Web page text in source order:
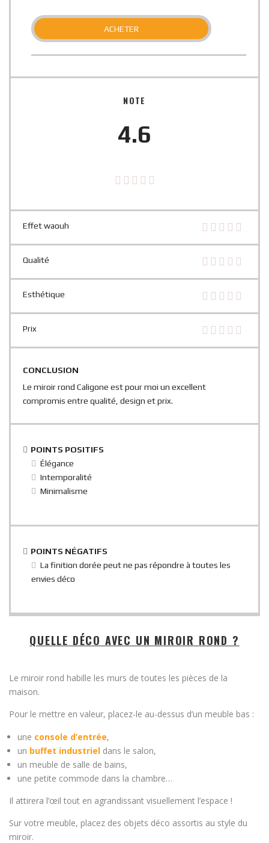
ACHETER
NOTE
4.6
Effet waouh
Qualité
Esthétique
Prix
CONCLUSION
Le miroir rond Caligone est pour moi un excellent
compromis entre qualité, design et prix.
POINTS POSITIFS
Élégance
Intemporalité
Minimalisme
POINTS NÉGATIFS
La finition dorée peut ne pas répondre à toutes les
envies déco
QUELLE DÉCO AVEC UN MIROIR ROND ?
Le miroir rond habille les murs de toutes les pièces de la
maison.
Pour le mettre en valeur, placez-le au-dessus d’un meuble bas :
une console d’entrée,
un buffet industriel dans le salon,
un meuble de salle de bains,
une petite commode dans la chambre…
Il attirera l’œil tout en agrandissant visuellement l’espace !
Sur votre meuble, placez des objets déco assortis au style du
miroir.